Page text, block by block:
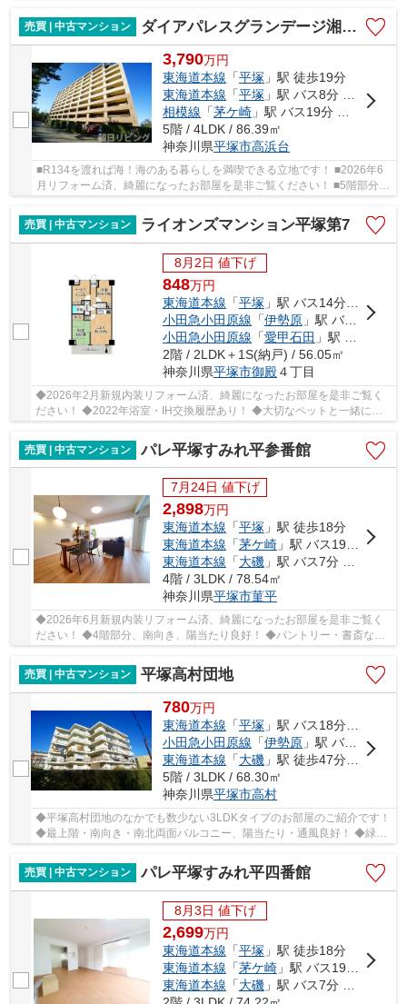
売買 | 中古マンション
ダイアパレスグランデージ湘南平塚
3,790万円
東海道本線 「平塚 」駅 徒歩19分
東海道本線 「平塚 」駅 バス8分 「高浜台」 停歩2分
相模線 「茅ケ崎 」駅 バス19分 「平塚駅北口」 停歩20分車17分 5.3km
5階 / 4LDK / 86.39㎡
神奈川県平塚市高浜台
■R134を渡れば海！海のある暮らしを満喫できる立地です！ ■2026年6
月リフォーム済、綺麗になったお部屋を是非ご覧ください！ ■5階部分、
角部屋、ゆとりある間取りの4LDK！ ■大切なペッ...
売買 | 中古マンション
ライオンズマンション平塚第7
8月2日 値下げ
848万円
東海道本線 「平塚 」駅 バス14分 「大縄橋」 停歩7分
小田急小田原線 「伊勢原」駅 バス17分 「大縄橋」 停歩7分
小田急小田原線 「愛甲石田 」駅 バス35分 「伊勢山（平塚市）」 停歩14分
2階 / 2LDK＋1S(納戸) / 56.05㎡
神奈川県平塚市御殿４丁目
◆2026年2月新規内装リフォーム済、綺麗になったお部屋を是非ご覧く
ださい！ ◆2022年浴室・IH交換履歴あり！ ◆大切なペットと一緒に暮
らせます（規約有） ◆2階部分、南向きにつき陽当た...
売買 | 中古マンション
パレ平塚すみれ平参番館
7月24日 値下げ
2,898万円
東海道本線 「平塚」駅 徒歩18分
東海道本線 「茅ケ崎」駅 バス19分 「平塚駅北口」 停歩20分
東海道本線 「大磯」駅 バス7分 「すみれ平局前」 停歩3分
4階 / 3LDK / 78.54㎡
神奈川県平塚市菫平
◆2026年6月新規内装リフォーム済、綺麗になったお部屋を是非ご覧く
ださい！ ◆4階部分、南向き、陽当たり良好！ ◆パントリー・書斎など
売買 | 中古マンション
平塚高村団地
780万円
東海道本線 「平塚 」駅 バス18分 「勝原小学校前」 停歩1分
小田急小田原線 「伊勢原 」駅 バス37分 「勝原小学校前」 停歩1分
東海道本線 「大磯 」駅 徒歩47分車14分 5.8km
5階 / 3LDK / 68.30㎡
神奈川県平塚市高村
◆平塚高村団地のなかでも数少ない3LDKタイプのお部屋のご紹介です！
◆最上階・南向き・南北両面バルコニー、陽当たり・通風良好！ ◆緑多
売買 | 中古マンション
パレ平塚すみれ平四番館
8月3日 値下げ
2,699万円
東海道本線 「平塚 」駅 徒歩18分
東海道本線 「茅ケ崎」駅 バス19分 「平塚駅北口」 停歩20分
東海道本線 「大磯」駅 バス7分 「すみれ平局前」 停歩3分